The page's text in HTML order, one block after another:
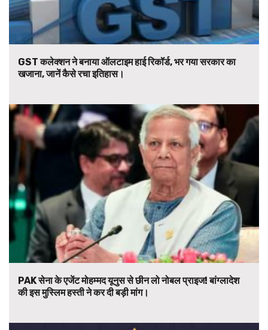
GST कलेक्शन ने बनाया ऑलटाइम हाई रिकॉर्ड, भर गया सरकार का
खजाना, जानें कैसे रचा इतिहास।
PAK सेना के एजेंट मोहम्मद यूनुस से छीन लो नोबल प्राइज! बांग्लादेश
की इस मुस्लिम हस्ती ने कर दी बड़ी मांग।